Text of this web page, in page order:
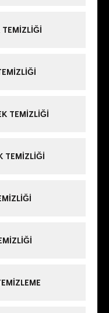
TEMIZLIĞI
TEMIZLIĞI
TEMIZLIĞI